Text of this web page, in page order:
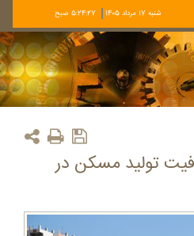
شنبه 17 مرداد 1405 5:24:27 صبح
ظرفیت تولید مسکن در